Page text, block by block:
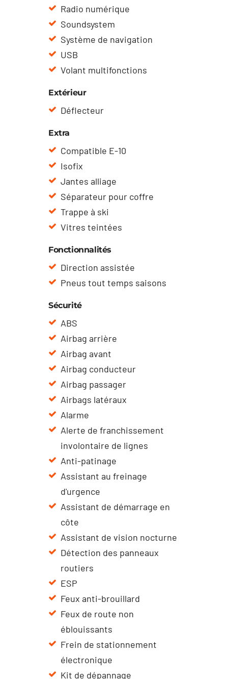
Radio numérique
Soundsystem
Système de navigation
USB
Volant multifonctions
Extérieur
Déflecteur
Extra
Compatible E-10
Isofix
Jantes alliage
Séparateur pour coffre
Trappe à ski
Vitres teintées
Fonctionnalités
Direction assistée
Pneus tout temps saisons
Sécurité
ABS
Airbag arrière
Airbag avant
Airbag conducteur
Airbag passager
Airbags latéraux
Alarme
Alerte de franchissement
involontaire de lignes
Anti-patinage
Assistant au freinage
d'urgence
Assistant de démarrage en
côte
Assistant de vision nocturne
Détection des panneaux
routiers
ESP
Feux anti-brouillard
Feux de route non
éblouissants
Frein de stationnement
électronique
Kit de dépannage